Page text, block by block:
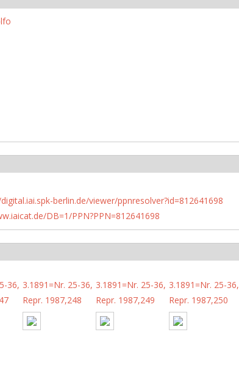
berlin.de/viewer/ppnresolver?id=812641698
DB=1/PPN?PPN=812641698
36, 3.1891=Nr. 25-36,
Repr. 1987,248
3.1891=Nr. 25-36,
Repr. 1987,249
3.1891=Nr. 25-36,
Repr. 1987,250